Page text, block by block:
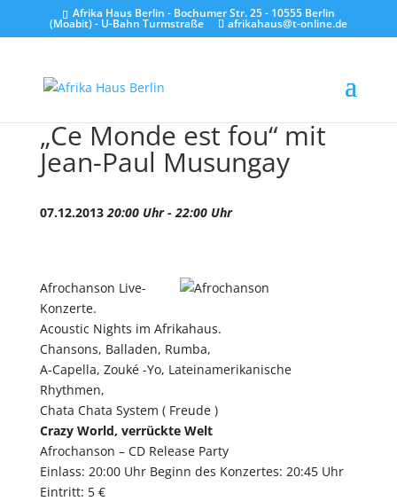
Afrika Haus Berlin - Bochumer Str. 25 - 10555 Berlin
(Moabit) - U-Bahn Turmstraße afrikahaus@t-online.de
„Ce Monde est fou“ mit
Jean-Paul Musungay
07.12.201320:00 Uhr - 22:00 Uhr
Afrochanson Live-
Konzerte.
Acoustic Nights im Afrikahaus.
Chansons, Balladen, Rumba,
A-Capella, Zouké -Yo, Lateinamerikanische
Rhythmen,
Chata Chata System ( Freude )
Crazy World, verrückte Welt
Afrochanson – CD Release Party
Einlass: 20:00 Uhr Beginn des Konzertes: 20:45 Uhr
Eintritt: 5 €